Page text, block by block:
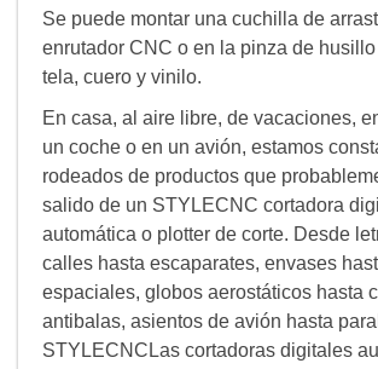
Se puede montar una cuchilla de
enrutador CNC o en la pinza de
tela, cuero y vinilo.
En casa, al aire libre, de vacaciones,
un coche o en un avión, estamos
rodeados de productos que
salido de un STYLECNC cortadora
automática o plotter de corte. Desde
calles hasta escaparates, envases
espaciales, globos aerostáticos hasta
antibalas, asientos de avión hasta
STYLECNCLas cortadoras digitales